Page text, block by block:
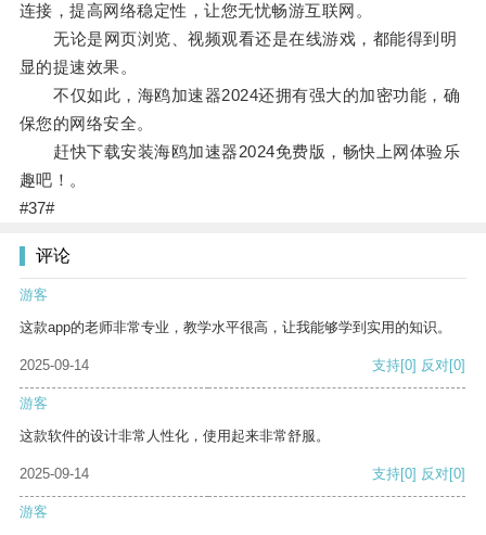
连接，提高网络稳定性，让您无忧畅游互联网。
无论是网页浏览、视频观看还是在线游戏，都能得到明
显的提速效果。
不仅如此，海鸥加速器2024还拥有强大的加密功能，确
保您的网络安全。
赶快下载安装海鸥加速器2024免费版，畅快上网体验乐
趣吧！。
#37#
评论
游客
这款app的老师非常专业，教学水平很高，让我能够学到实用的知识。
2025-09-14 支持[0] 反对[0]
游客
这款软件的设计非常人性化，使用起来非常舒服。
2025-09-14 支持[0] 反对[0]
游客